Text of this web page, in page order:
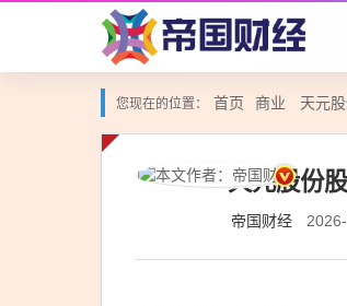
您现在的位置： 首页 商业 天元
天元股份
帝国财经